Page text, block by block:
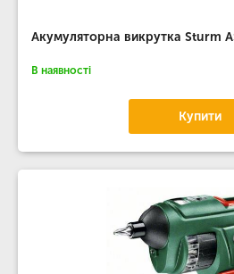
Акумуляторна викрутка Sturm
В наявності
Купити